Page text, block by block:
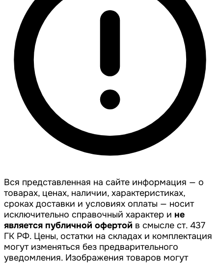
Вся представленная на сайте информация — о
товарах, ценах, наличии, характеристиках,
сроках доставки и условиях оплаты — носит
исключительно справочный характер и не
является публичной офертой в смысле ст. 437
ГК РФ. Цены, остатки на складах и комплектация
могут изменяться без предварительного
уведомления. Изображения товаров могут